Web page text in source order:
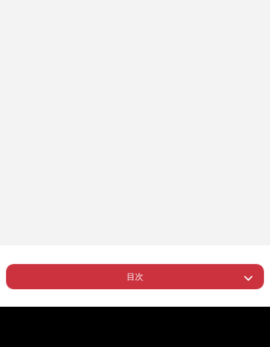
目次
ー 娘の修学旅行にもついていく穴井夕